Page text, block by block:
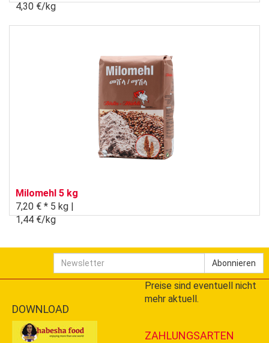
4,30 €/kg
Milomehl 5 kg
7,20 € * 5 kg |
1,44 €/kg
Newsletter Abonnieren
DOWNLOAD
Preise sind eventuell nicht
mehr aktuell.
ZAHLUNGSARTEN